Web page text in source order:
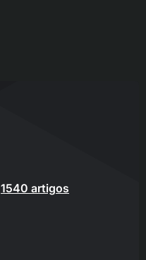
1540 artigos